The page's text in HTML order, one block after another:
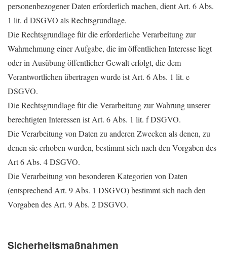
personenbezogener Daten erforderlich machen, dient Art. 6 Abs.
1 lit. d DSGVO als Rechtsgrundlage.
Die Rechtsgrundlage für die erforderliche Verarbeitung zur
Wahrnehmung einer Aufgabe, die im öffentlichen Interesse liegt
oder in Ausübung öffentlicher Gewalt erfolgt, die dem
Verantwortlichen übertragen wurde ist Art. 6 Abs. 1 lit. e
DSGVO.
Die Rechtsgrundlage für die Verarbeitung zur Wahrung unserer
berechtigten Interessen ist Art. 6 Abs. 1 lit. f DSGVO.
Die Verarbeitung von Daten zu anderen Zwecken als denen, zu
denen sie erhoben wurden, bestimmt sich nach den Vorgaben des
Art 6 Abs. 4 DSGVO.
Die Verarbeitung von besonderen Kategorien von Daten
(entsprechend Art. 9 Abs. 1 DSGVO) bestimmt sich nach den
Vorgaben des Art. 9 Abs. 2 DSGVO.
Sicherheitsmaßnahmen